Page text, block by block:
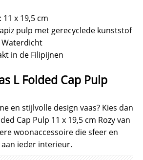
x 19,5 cm
pulp met gerecyclede kunststof
in de Filipijnen
L Folded Cap Pulp
en stijlvolle design vaas? Kies dan
Cap Pulp 11 x 19,5 cm Rozy van
woonaccessoire die sfeer en
ieder interieur.